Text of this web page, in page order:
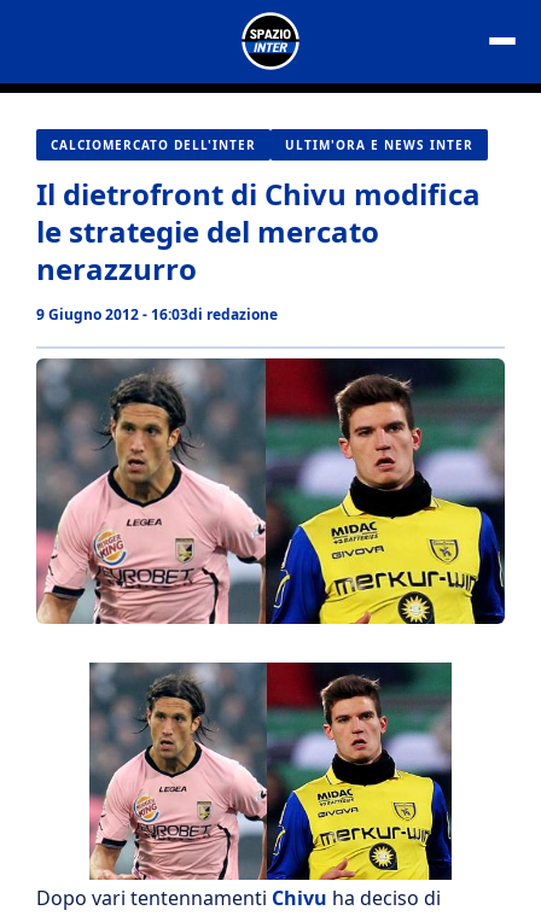
contenuto
CALCIOMERCATO DELL'INTER ULTIM'ORA E NEWS INTER
Il dietrofront di Chivu modifica
le strategie del mercato
nerazzurro
9 Giugno 2012 - 16:03di redazione
Dopo vari tentennamenti Chivu ha deciso di